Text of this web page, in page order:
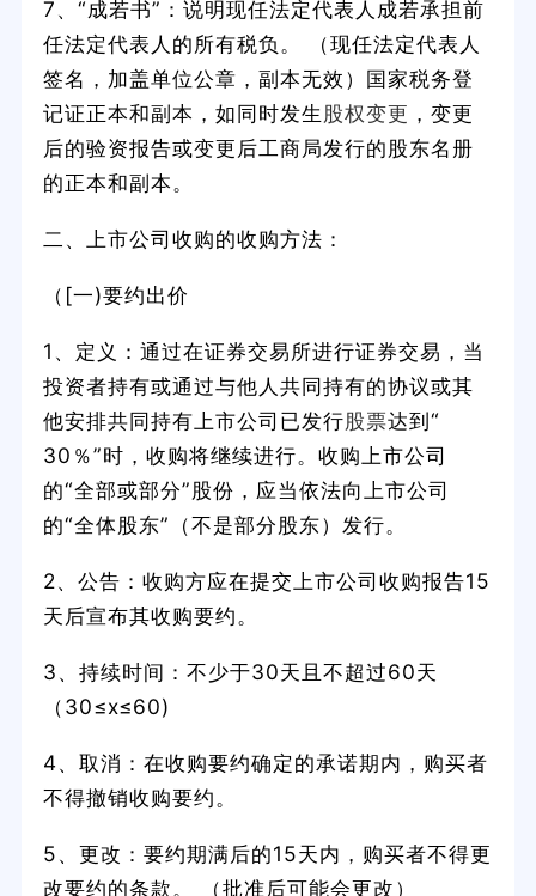
7、“成若书”：说明现任法定代表人成若承担前
任法定代表人的所有税负。 （现任法定代表人
签名，加盖单位公章，副本无效）国家税务登
记证正本和副本，如同时发生股权变更 ，变更
后的验资报告或变更后工商局发行的股东名册
的正本和副本。
二、上市公司收购的收购方法：
（[一)要约出价
1、定义：通过在证券交易所进行证券交易，当
投资者持有或通过与他人共同持有的协议或其
他安排共同持有上市公司已发行股票达到“
30％”时，收购将继续进行。收购上市公司
的“全部或部分”股份，应当依法向上市公司
的“全体股东”（不是部分股东）发行。
2、公告：收购方应在提交上市公司收购报告15
天后宣布其收购要约。
3、持续时间：不少于30天且不超过60天
（30≤x≤60)
4、取消：在收购要约确定的承诺期内，购买者
不得撤销收购要约。
5、更改：要约期满后的15天内，购买者不得更
改要约的条款。 （批准后可能会更改）